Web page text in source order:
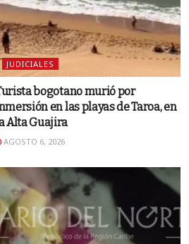
JUDICIALES
bogotano murió por
en las playas de Taroa, en
Alta Guajira
AGOSTO 6, 2026